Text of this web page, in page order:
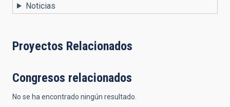
Noticias
Proyectos Relacionados
Congresos relacionados
No se ha encontrado ningún resultado.